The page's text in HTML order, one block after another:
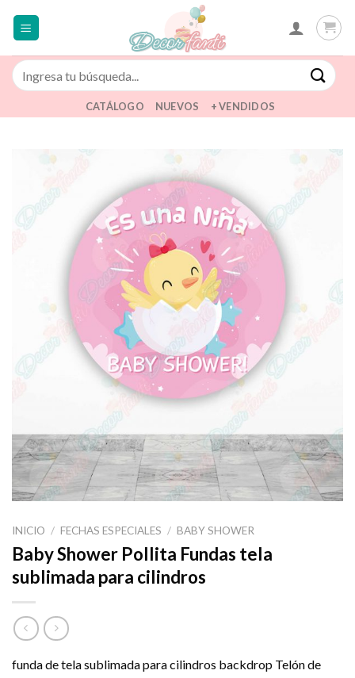
Buscar
por:
CATÁLOGO NUEVOS + VENDIDOS
INICIO / FECHAS ESPECIALES / BABY SHOWER
Baby Shower Pollita Fundas tela
sublimada para cilindros
funda de tela sublimada para cilindros backdrop Telón de